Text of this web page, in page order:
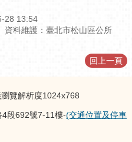
28 13:54
資料維護：臺北市松山區公所
回上一頁
覽解析度1024x768
段692號7-11樓-(交通位置及停車